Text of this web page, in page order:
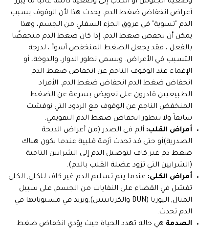
أعراض انخفاض ضغط الدم. يحدث هذا لأن الوقوف يسبب
الدم "تسوية" في عروق الجزء السفلي من الجسم، وهذا
يمكن أن تخفض ضغط الدم. إذا كان ضغط الدم منخفضًا
بالفعل ، فقد يجعل الضغط المنخفض أسوأ ، لدرجة
التسبب في الأعراض. ويسمى تطور الدوار، والدوخة، أو
الإغماء عند الوقوف الناجم عن انخفاض ضغط الدم
انخفاض ضغط الدم انخفاض ضغط الدم. الأفراد
الطبيعيين قادرون على تعويض بسرعة عن الضغط
المنخفض الناجم عن الوقوف مع الردود التي نوقشت
سابقاً ولا تتطور انخفاض ضغط الدم التقويمي.
أمراض القلب: ألم في الصدر (من أعراض الذبحة
الصدرية)أو حتى قد تحدث أزمة قلبية عندما يكون هناك
ضغط دم غير كاف لتوصيل الدم إلى الشرايين التاجية
(الشرايين التي تزود عضلة القلب بالدم).
أمراض الكلى: عندما يتم تسليم الدم غير كاف للكلى, الكلى
تفشل في القضاء على النفايات من الجسم, على سبيل
المثال, اليوريا (BUN والكرياتينين),ويزيد في مستوياتها في
الدم تحدث.
الصدمة هي حالة تهدد الحياة حيث يؤدي انخفاض ضغط